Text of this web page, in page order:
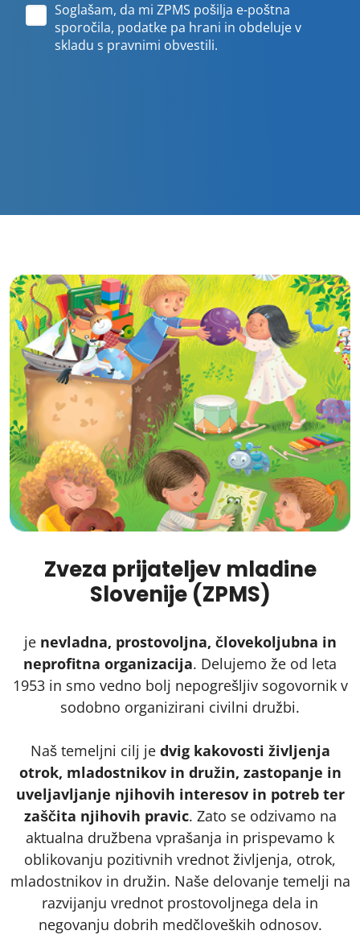
Soglašam, da mi ZPMS pošilja e-poštna
sporočila, podatke pa hrani in obdeluje v
skladu s pravnimi obvestili.
Zveza prijateljev mladine
Slovenije (ZPMS)
je nevladna, prostovoljna, človekoljubna in
neprofitna organizacija. Delujemo že od leta
1953 in smo vedno bolj nepogrešljiv sogovornik v
sodobno organizirani civilni družbi.
Naš temeljni cilj je dvig kakovosti življenja
otrok, mladostnikov in družin, zastopanje in
uveljavljanje njihovih interesov in potreb ter
zaščita njihovih pravic. Zato se odzivamo na
aktualna družbena vprašanja in prispevamo k
oblikovanju pozitivnih vrednot življenja, otrok,
mladostnikov in družin. Naše delovanje temelji na
razvijanju vrednot prostovoljnega dela in
negovanju dobrih medčloveških odnosov.